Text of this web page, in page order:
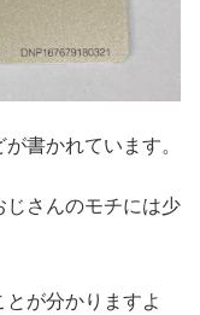
書かれています。
じさんのモチには少
が分かりますよ